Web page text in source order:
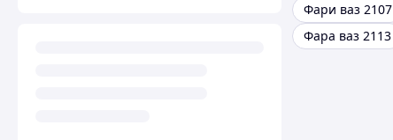
Фари ваз 2107
Фара ваз 2113